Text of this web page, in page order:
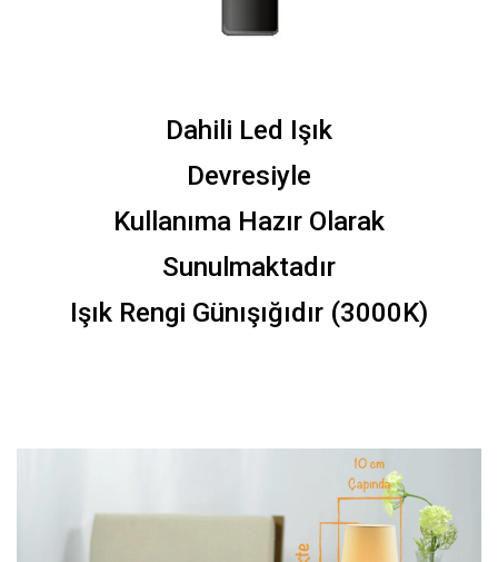
Dahili Led Işık
Devresiyle
Kullanıma Hazır Olarak
Sunulmaktadır
Işık Rengi Günışığıdır (3000K)